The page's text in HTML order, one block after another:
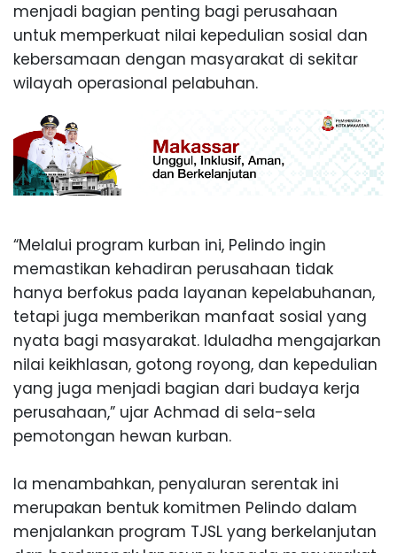
menjadi bagian penting bagi perusahaan
untuk memperkuat nilai kepedulian sosial dan
kebersamaan dengan masyarakat di sekitar
wilayah operasional pelabuhan.
“Melalui program kurban ini, Pelindo ingin
memastikan kehadiran perusahaan tidak
hanya berfokus pada layanan kepelabuhanan,
tetapi juga memberikan manfaat sosial yang
nyata bagi masyarakat. Iduladha mengajarkan
nilai keikhlasan, gotong royong, dan kepedulian
yang juga menjadi bagian dari budaya kerja
perusahaan,” ujar Achmad di sela-sela
pemotongan hewan kurban.
Ia menambahkan, penyaluran serentak ini
merupakan bentuk komitmen Pelindo dalam
menjalankan program TJSL yang berkelanjutan